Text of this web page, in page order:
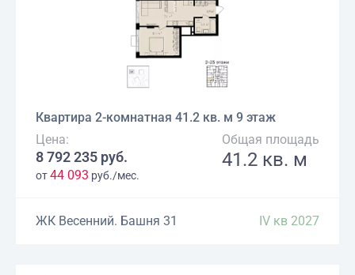
Квартира 2-комнатная 41.2 кв. м 9 этаж
Цена:
8 792 235 руб.
от44 093 руб./мес.
Общая площадь
41.2 кв. м
ЖК Весенний. Башня 31 IV кв 2027